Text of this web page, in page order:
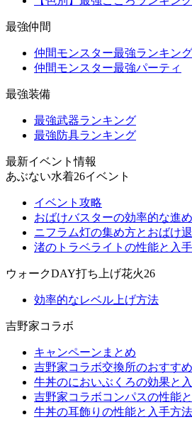
最強仲間
仲間モンスター最強ランキング
仲間モンスター最強パーティ
最強装備
最強武器ランキング
最強防具ランキング
最新イベント情報
あぶない水着26イベント
イベント攻略
おばけバスターの効率的な進
ニフラム灯の集め方とおばけ
渚のトラベライトの性能と入
ウォークDAY打ち上げ花火26
効率的なレベル上げ方法
吉野家コラボ
キャンペーンまとめ
吉野家コラボ交換所のおすすめ
牛丼のにおいぶくろの効果と
吉野家コラボコンパスの性能
牛丼の耳飾りの性能と入手方法